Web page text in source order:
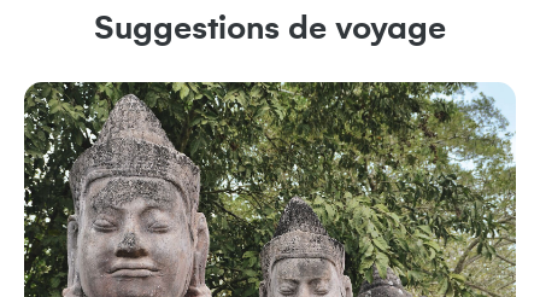
Suggestions de voyage